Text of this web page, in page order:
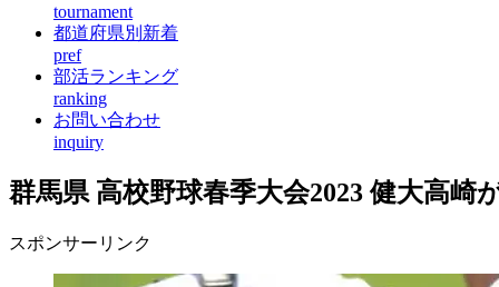
tournament
都道府県別新着
pref
部活ランキング
ranking
お問い合わせ
inquiry
群馬県 高校野球春季大会2023 健大高崎
スポンサーリンク